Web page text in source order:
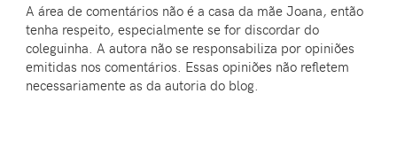
A área de comentários não é a casa da mãe Joana, então
tenha respeito, especialmente se for discordar do
coleguinha. A autora não se responsabiliza por opiniões
emitidas nos comentários. Essas opiniões não refletem
necessariamente as da autoria do blog.